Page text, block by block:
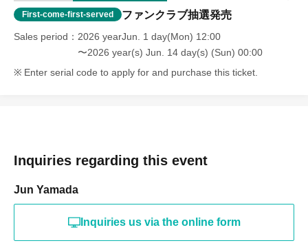
First-come-first-served ファンクラブ抽選発売
Sales period
2026 yearJun. 1 day(Mon) 12:00
〜2026 year(s) Jun. 14 day(s) (Sun) 00:00
Enter serial code to apply for and purchase this ticket.
Inquiries regarding this event
Jun Yamada
Inquiries us via the online form